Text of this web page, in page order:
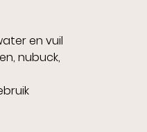
en vuil
nubuck,